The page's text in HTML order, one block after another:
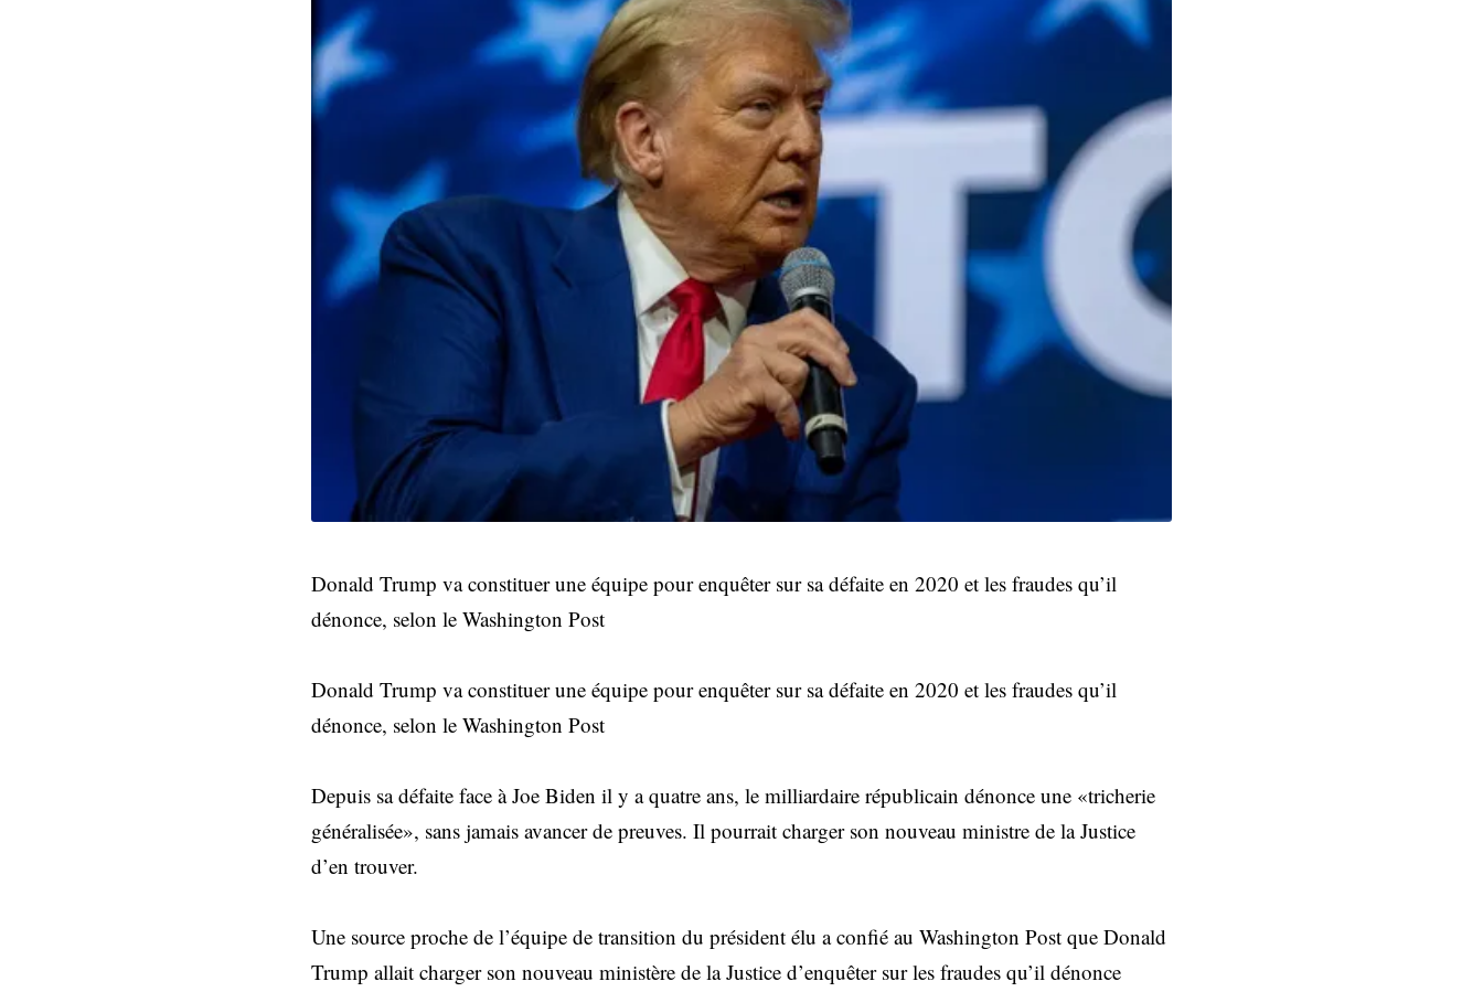
Donald Trump va constituer une équipe pour enquêter sur sa défaite en 2020 et les fraudes qu’il
dénonce, selon le Washington Post
Donald Trump va constituer une équipe pour enquêter sur sa défaite en 2020 et les fraudes qu’il
dénonce, selon le Washington Post
Depuis sa défaite face à Joe Biden il y a quatre ans, le milliardaire républicain dénonce une «tricherie
généralisée», sans jamais avancer de preuves. Il pourrait charger son nouveau ministre de la Justice
d’en trouver.
Une source proche de l’équipe de transition du président élu a confié au Washington Post que Donald
Trump allait charger son nouveau ministère de la Justice d’enquêter sur les fraudes qu’il dénonce